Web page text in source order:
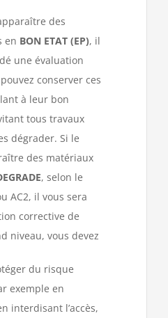
des
en BON ETAT (EP), il
une évaluation
conserver ces
à leur bon
tous travaux
dégrader. Si le
des matériaux
, selon le
AC2, il vous sera
corrective de
niveau, vous devez
du risque
exemple en
interdisant l’accès,